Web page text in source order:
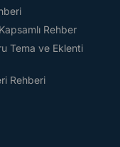
Rehber
Tema ve Eklenti
Rehberi